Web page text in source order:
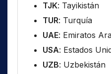
TJK: Tayikistán
TUR: Turquía
UAE: Emiratos
USA: Estados
UZB: Uzbekistán